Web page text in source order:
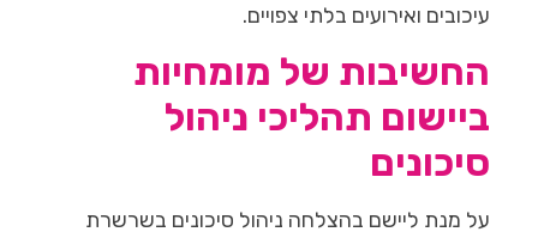
עיכובים ואירועים בלתי צפויים.
החשיבות של מומחיות
ביישום תהליכי ניהול
סיכונים
על מנת ליישם בהצלחה ניהול סיכונים בשרשרת